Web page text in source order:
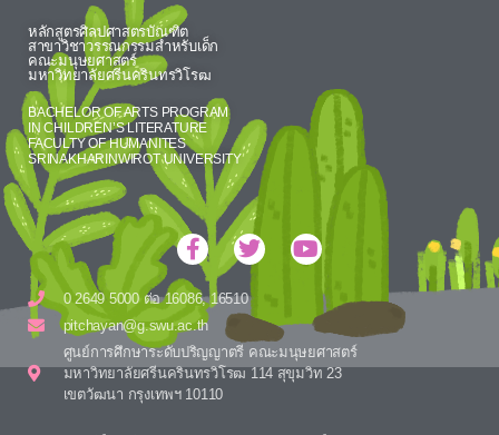
หลักสูตรศิลปศาสตรบัณฑิต
สาขาวิชาวรรณกรรมสำหรับเด็ก
คณะมนุษยศาสตร์
มหาวิทยาลัยศรีนครินทรวิโรฒ
BACHELOR OF ARTS PROGRAM
IN CHILDREN’S LITERATURE
FACULTY OF HUMANITES
SRINAKHARINWIROT UNIVERSITY
0 2649 5000 ต่อ 16086, 16510
pitchayan@g.swu.ac.th
ศูนย์การศึกษาระดับปริญญาตรี คณะมนุษยศาสตร์
มหาวิทยาลัยศรีนครินทรวิโรฒ 114 สุขุมวิท 23
เขตวัฒนา กรุงเทพฯ 10110